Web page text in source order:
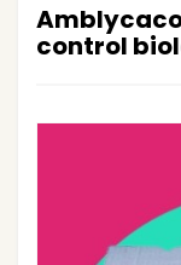
control